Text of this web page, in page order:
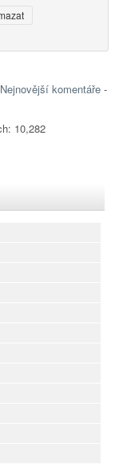
Nejnovější komentáře-
10,282